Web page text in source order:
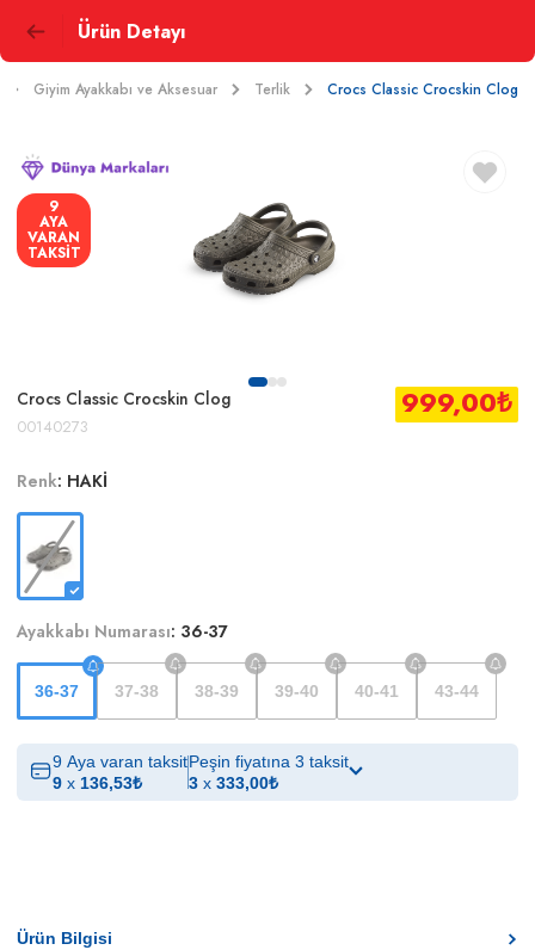
Ürün Detayı
Giyim Ayakkabı ve Aksesuar Terlik Crocs Classic Crocskin Clog
9
AYA
VARAN
TAKSİT
Crocs Classic Crocskin Clog
00140273
999,00₺
Renk: HAKİ
Ayakkabı Numarası: 36-37
36-37 37-38 38-39 39-40 40-41 43-44
9 Aya varan taksit
9 x 136,53₺
Peşin fiyatına 3 taksit
3 x 333,00₺
Ürün Bilgisi